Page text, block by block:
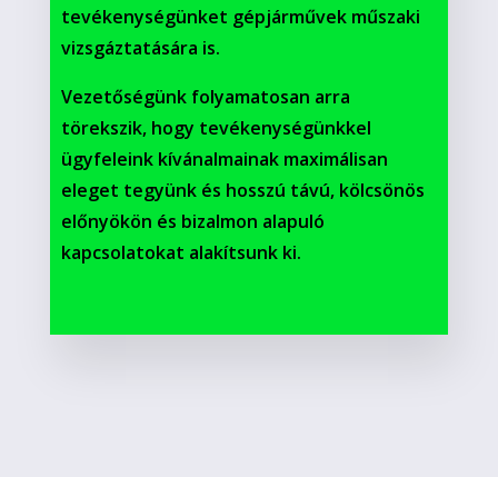
tevékenységünket gépjárművek műszaki
vizsgáztatására is.
Vezetőségünk folyamatosan arra
törekszik, hogy tevékenységünkkel
ügyfeleink kívánalmainak maximálisan
eleget tegyünk és hosszú távú, kölcsönös
előnyökön és bizalmon alapuló
kapcsolatokat alakítsunk ki.